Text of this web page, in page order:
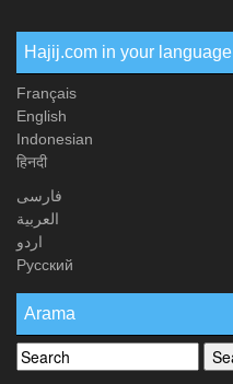
Hajij.com in your language
Français
English
Indonesian
हिनदी
فارسی
العربیة
اردو
Русский
Arama